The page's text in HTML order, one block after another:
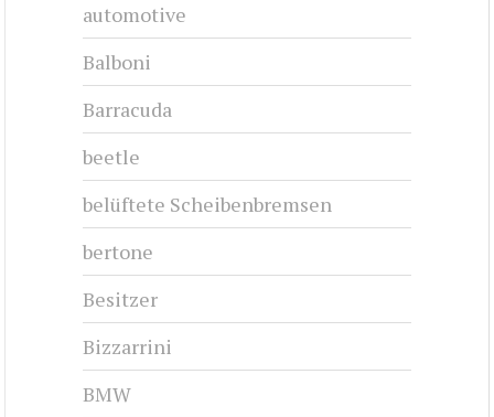
automotive
Balboni
Barracuda
beetle
belüftete Scheibenbremsen
bertone
Besitzer
Bizzarrini
BMW